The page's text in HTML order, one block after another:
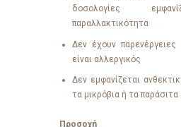
δοσολογίες
παραλλακτικότητα
Δεν έχουν
είναι αλλεργικός
Δεν εμφανίζεται
τα μικρόβια ή τα παράσιτα
Προσοχή